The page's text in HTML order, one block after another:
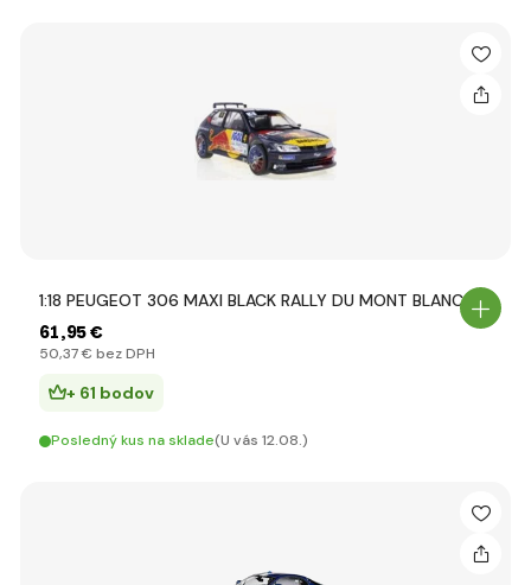
1:18 PEUGEOT 306 MAXI BLACK RALLY DU MONT BLANC 20
61,95 €
50,37 € bez DPH
+ 61 bodov
Posledný kus na sklade(U vás 12.08.)